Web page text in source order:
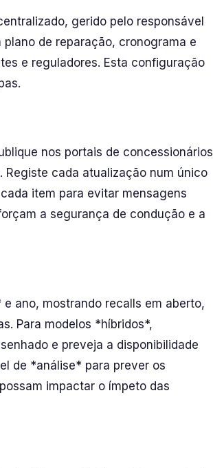
gerido pelo responsável
de reparação, cronograma e
e reguladores. Esta configuração
nos portais de concessionários
cada atualização num único
item para evitar mensagens
a segurança de condução e a
ano, mostrando recalls em aberto,
Para modelos *híbridos*,
e preveja a disponibilidade
de *análise* para prever os
impactar o ímpeto das